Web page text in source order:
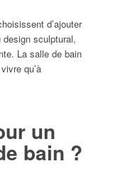
d’ajouter
sculptural,
La salle de bain
qu’à
un
bain ?